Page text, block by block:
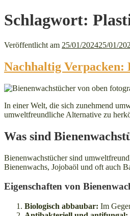
Schlagwort:
Veröffentlicht am 25/01/202425/01/
Nachhaltig Verpacken:
In einer Welt, die sich zunehmend
umweltfreundliche Alternative zu
Was sind
Bienenwachstücher sind
Bienenwachs, Jojobaöl und oft auch
Eigenschaften von
Biologisch abbaubar: Im